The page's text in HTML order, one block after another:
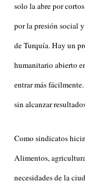
solo la abre por
por la presión social
de Turquía. Hay un
humanitario abierto
entrar más
sin alcanzar
Como sindicatos
Alimentos,
necesidades de la